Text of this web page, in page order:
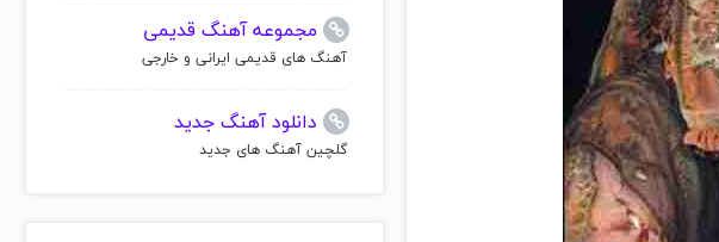
مجموعه آهنگ قدیمی
آهنگ های قدیمی ایرانی و خارجی
دانلود آهنگ جدید
گلچین آهنگ های جدید